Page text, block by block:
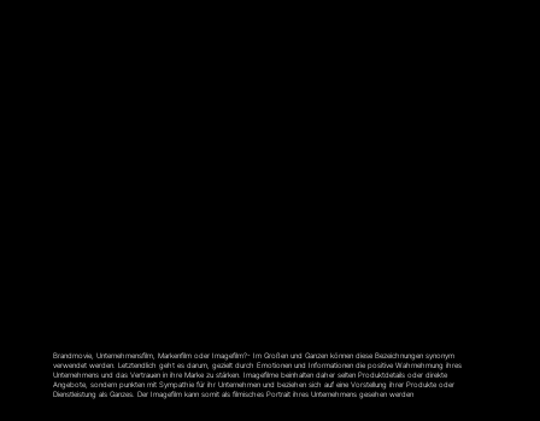
Brandmovie, Unternehmensfilm, Markenfilm oder Imagefilm?- Im Großen und Ganzen können diese Bezeichnungen synonym
verwendet werden. Letztendlich geht es darum, gezielt durch Emotionen und Informationen die positive Wahrnehmung ihres
Unternehmens und das Vertrauen in ihre Marke zu stärken. Imagefilme beinhalten daher selten Produktdetails oder direkte
Angebote, sondern punkten mit Sympathie für ihr Unternehmen und beziehen sich auf eine Vorstellung ihrer Produkte oder
Dienstleistung als Ganzes. Der Imagefilm kann somit als filmisches Portrait ihres Unternehmens gesehen werden